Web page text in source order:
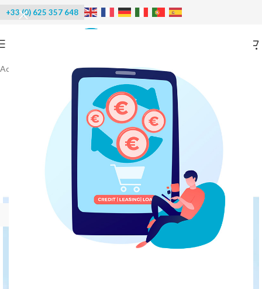
+33 (0) 625 357 648
Accueil Machines à glace/Glace en paillettes
PRIX DIRECT USINE
EN STOCK